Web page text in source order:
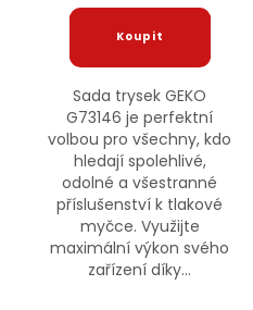
Sada trysek GEKO
G73146 je perfektní
volbou pro všechny, kdo
hledají spolehlivé,
odolné a všestranné
příslušenství k tlakové
myčce. Využijte
maximální výkon svého
zařízení díky...